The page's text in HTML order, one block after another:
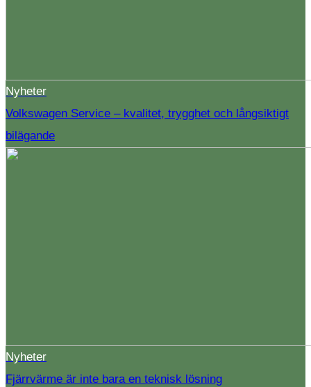
Nyheter
Volkswagen Service – kvalitet, trygghet och långsiktigt
bilägande
Nyheter
Fjärrvärme är inte bara en teknisk lösning